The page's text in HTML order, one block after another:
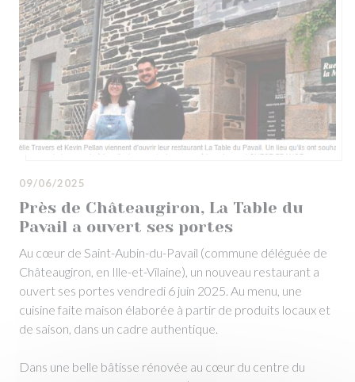
Près de Châteaugiron, La Table du
Pavail a ouvert ses portes
09/06/2025
Au cœur de Saint-Aubin-du-Pavail (commune déléguée de
Châteaugiron, en Ille-et-Vilaine), un nouveau restaurant a
ouvert ses portes vendredi 6 juin 2025. Au menu, une
cuisine faite maison élaborée à partir de produits locaux et
de saison, dans un cadre authentique.
Dans une belle bâtisse rénovée au cœur du centre du